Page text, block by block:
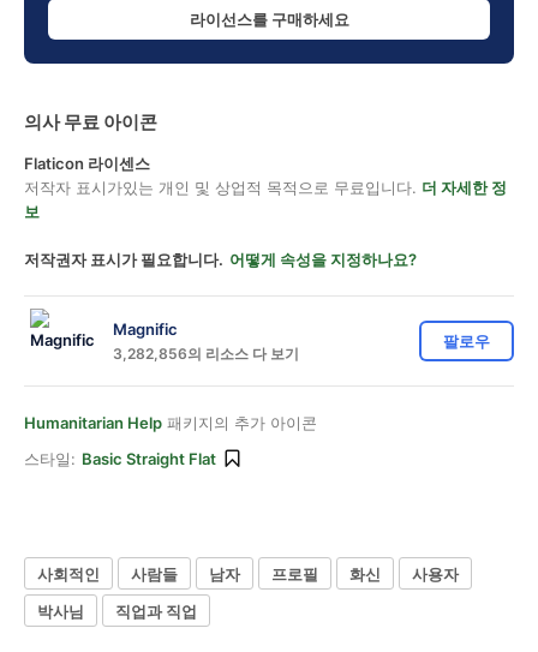
라이선스를 구매하세요
의사 무료 아이콘
Flaticon 라이센스
저작자 표시가있는 개인 및 상업적 목적으로 무료입니다. 더 자세한 정
보
저작권자 표시가 필요합니다. 어떻게 속성을 지정하나요?
Magnific
3,282,856의 리소스 다 보기
팔로우
Humanitarian Help 패키지의 추가 아이콘
스타일: Basic Straight Flat
사회적인 사람들 남자 프로필 화신
사용자
박사님
직업과 직업